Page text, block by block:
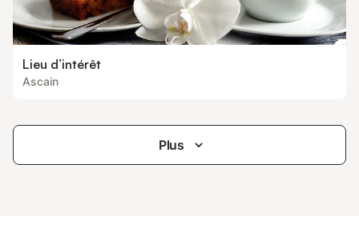
Lieu d’intérêt
Ascain
Plus